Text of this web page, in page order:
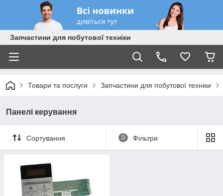
Запчастини для побутової техніки
Товари та послуги Запчастини для побутової техніки
Панелі керування
Сортування 0 Фільтри